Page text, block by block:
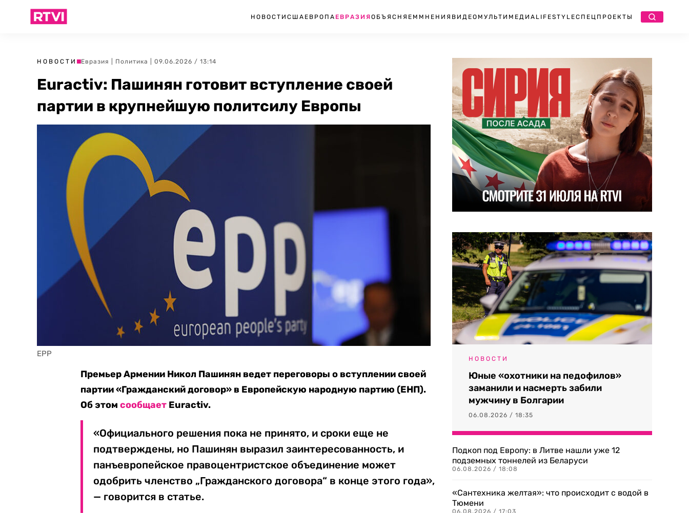
НОВОСТИ США ЕВРОПА ЕВРАЗИЯОБЪЯСНЯЕМ МНЕНИЯ ВИДЕО МУЛЬТИМЕДИА LIFESTYLEСПЕЦПРОЕКТЫ
НОВОСТИ Евразия Политика | 09.06.2026 / 13:14
Euractiv: Пашинян готовит вступление своей
партии в крупнейшую политсилу Европы
EPP
Премьер Армении Никол Пашинян ведет переговоры о вступлении своей
партии «Гражданский договор» в Европейскую народную партию (ЕНП).
Об этомсообщает Euractiv.
«Официального решения пока не принято, и сроки еще не
подтверждены, но Пашинян выразил заинтересованность, и
панъевропейское правоцентристское объединение может
одобрить членство „Гражданского договора“ в конце этого года»,
— говорится в статье.
НОВОСТИ
Юные «охотники на педофилов»
заманили и насмерть забили
мужчину в Болгарии
06.08.2026 / 18:35
Подкоп под Европу: в Литве нашли уже 12
подземных тоннелей из Беларуси
06.08.2026 / 18:08
«Сантехника желтая»: что происходит с водой в
Тюмени
06.08.2026 / 17:03